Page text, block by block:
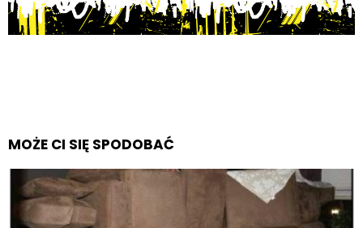
MOŻE CI SIĘ SPODOBAĆ